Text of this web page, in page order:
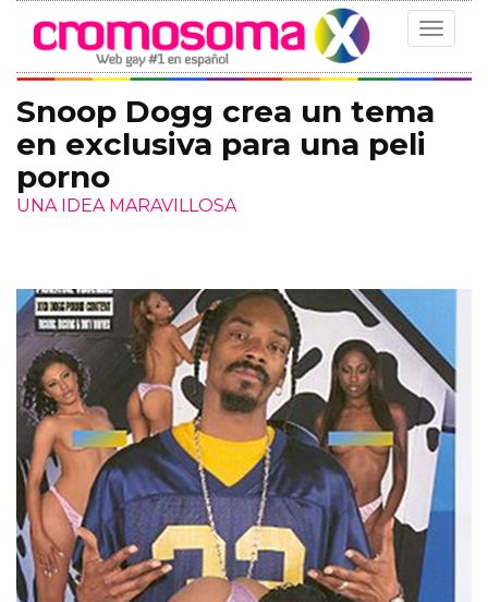
Toggle
Snoop Dogg crea un tema
en exclusiva para una peli
porno
UNA IDEA MARAVILLOSA